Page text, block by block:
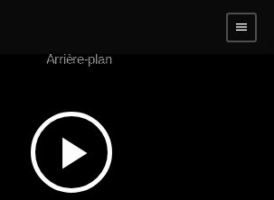
menu
play_arrow